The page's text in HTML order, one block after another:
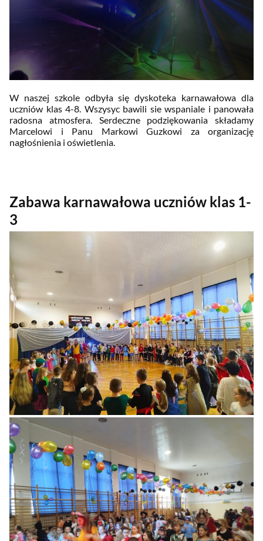
W naszej szkole odbyła się dyskoteka karnawałowa dla
uczniów klas 4-8. Wszysyc bawili sie wspaniale i panowała
radosna atmosfera. Serdeczne podziękowania składamy
Marcelowi i Panu Markowi Guzkowi za organizację
nagłośnienia i oświetlenia.
Zabawa karnawałowa uczniów klas 1-
3